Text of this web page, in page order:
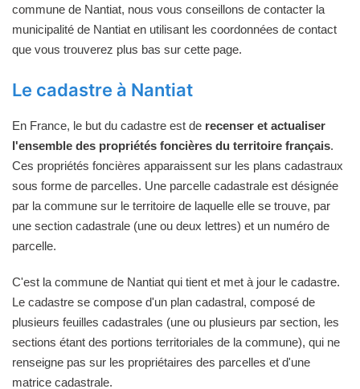
commune de Nantiat, nous vous conseillons de contacter la
municipalité de Nantiat en utilisant les coordonnées de contact
que vous trouverez plus bas sur cette page.
Le cadastre à Nantiat
En France, le but du cadastre est de recenser et actualiser
l'ensemble des propriétés foncières du territoire français.
Ces propriétés foncières apparaissent sur les plans cadastraux
sous forme de parcelles. Une parcelle cadastrale est désignée
par la commune sur le territoire de laquelle elle se trouve, par
une section cadastrale (une ou deux lettres) et un numéro de
parcelle.
C'est la commune de Nantiat qui tient et met à jour le cadastre.
Le cadastre se compose d'un plan cadastral, composé de
plusieurs feuilles cadastrales (une ou plusieurs par section, les
sections étant des portions territoriales de la commune), qui ne
renseigne pas sur les propriétaires des parcelles et d'une
matrice cadastrale.